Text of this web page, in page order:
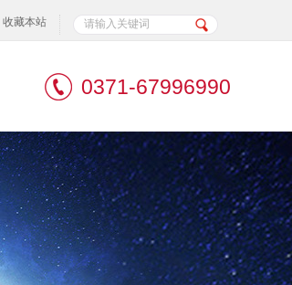
收藏本站
0371-67996990